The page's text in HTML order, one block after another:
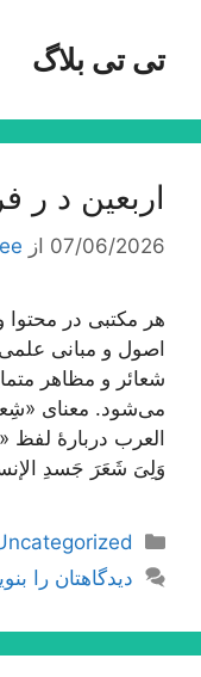
محتواتی تی بلاگ
اربعین د ر
07/06/2026 از
هر مکتبی در
اصول و مبانی
شعائر و مظاهر
می‌شود. معنای
العرب دربارۀ لفظ
وَلِیَ شَعَرَ جَسدِ
دسته‌ها
دیدگاهتان را